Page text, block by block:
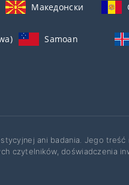
Македонски
Samoan
ani badania. Jego
czytelników, doświadczenia